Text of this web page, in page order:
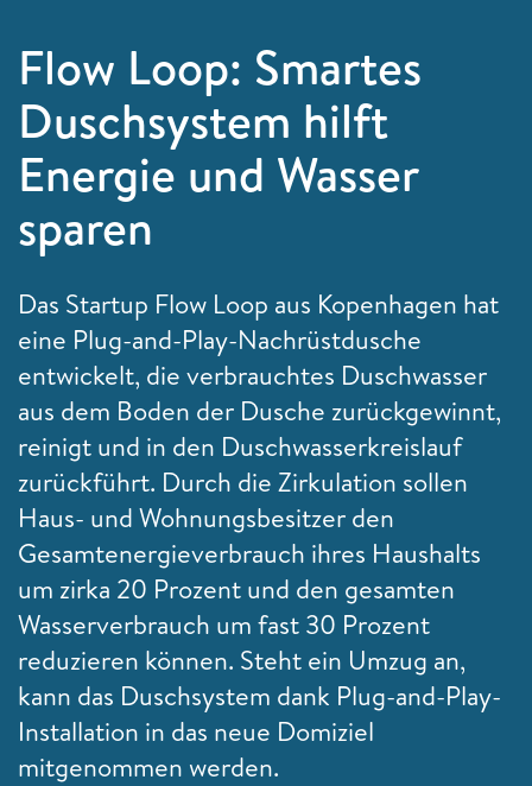
Flow Loop: Smartes
Duschsystem hilft
Energie und Wasser
sparen
Das Startup Flow Loop aus Kopenhagen hat
eine Plug-and-Play-Nachrüstdusche
entwickelt, die verbrauchtes Duschwasser
aus dem Boden der Dusche zurückgewinnt,
reinigt und in den Duschwasserkreislauf
zurückführt. Durch die Zirkulation sollen
Haus- und Wohnungsbesitzer den
Gesamtenergieverbrauch ihres Haushalts
um zirka 20 Prozent und den gesamten
Wasserverbrauch um fast 30 Prozent
reduzieren können. Steht ein Umzug an,
kann das Duschsystem dank Plug-and-Play-
Installation in das neue Domiziel
mitgenommen werden.